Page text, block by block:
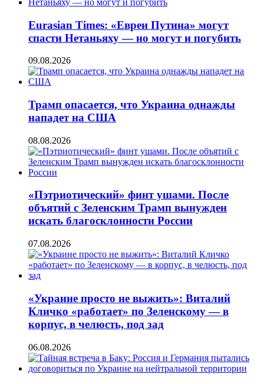
Eurasian Times: «Евреи Путина» могут
спасти Нетаньяху — но могут и погубить
09.08.2026
Трамп опасается, что Украина однажды
нападет на США
08.08.2026
«Пэтриотический» финт ушами. После
объятий с Зеленским Трамп вынужден
искать благосклонности России
07.08.2026
«Украине просто не выжить»: Виталий
Кличко «работает» по Зеленскому — в
корпус, в челюсть, под зад
06.08.2026